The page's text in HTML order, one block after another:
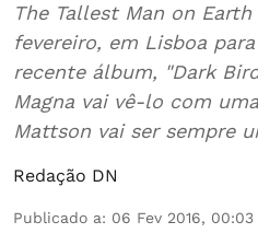
The Tallest Man on
fevereiro, em Lisboa
recente álbum, "Dark
Magna vai vê-lo com
Mattson vai ser sempre
Redação DN
Publicado a: 06 Fev 2016, 00:03